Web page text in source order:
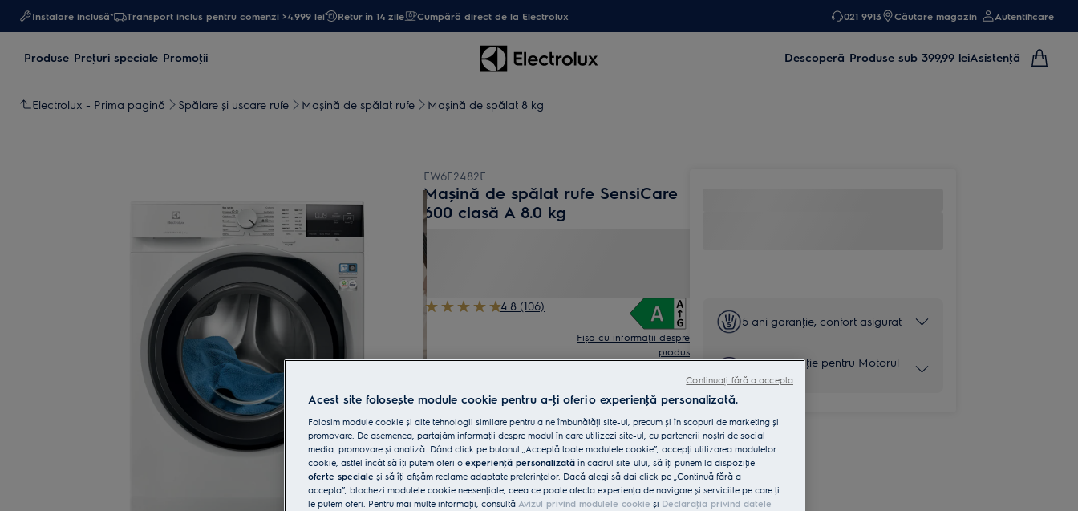
Instalare inclusă* Transport inclus pentru comenzi >4.999 lei Retur în 14 zile Cumpără direct de la Electrolux 021 9913 Căutare magazin Autentificare
Produse Preţuri speciale Promoţii Descoperă Produse sub 399,99 leiAsistenţă
Electrolux - Prima pagină Spălare și uscare rufe Maşină de spălat rufe Mașină de spălat 8 kg
EW6F2482E
Mașină de spălat rufe SensiCare
600 clasă A 8.0 kg
4.8 (106)
Fișa cu informaţii despre
produs
Beneficii
în funcție de încărcătură.
SensiCare - tratament optim pentru toate rufele.
Time Manager®, o opţiune în 4 pași pentru un timp mai
scurt de spălare.
Cumpără de pe www.electrolux.ro și primești:
Livrare inclusă pentru comenzi mai
35 lei
5 ani garanţie, confort asigurat
10 ani garanţie pentru Motorul
Inverter
Acest site folosește module cookie pentru a-ţi oferi o experienţă personalizată.
Folosim module cookie și alte tehnologii similare pentru a ne îmbunătăţi site-ul, precum și în scopuri de marketing și
promovare. De asemenea, partajăm informaţii despre modul în care utilizezi site-ul, cu partenerii noștri de social
media, promovare și analiză. Dând click pe butonul „Acceptă toate modulele cookie”, accepţi utilizarea modulelor
cookie, astfel încât să îţi putem oferi o experienţă personalizată în cadrul site-ului, să îţi punem la dispoziţie
oferte speciale și să îţi afișăm reclame adaptate preferinţelor. Dacă alegi să dai click pe „Continuă fără a
accepta”, blochezi modulele cookie neesenţiale, ceea ce poate afecta experienţa de navigare și serviciile pe care ţi
le putem oferi. Pentru mai multe informaţii, consultă Avizul privind modulele cookie și Declaraţia privind datele
Continuați fără a accepta